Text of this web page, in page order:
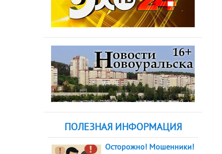
ПОЛЕЗНАЯ ИНФОРМАЦИЯ
Осторожно! Мошенники!